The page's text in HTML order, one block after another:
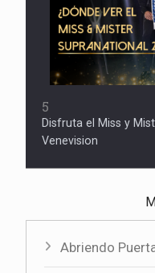
5
Disfruta el Miss y
Venevision
Abriendo